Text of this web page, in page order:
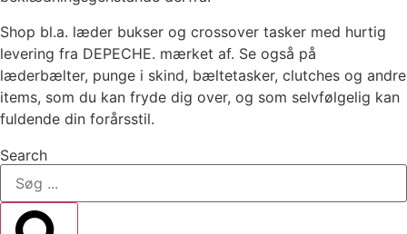
Shop bl.a. læder bukser og crossover tasker med hurtig
levering fra DEPECHE. mærket af. Se også på
læderbælter, punge i skind, bæltetasker, clutches og andre
items, som du kan fryde dig over, og som selvfølgelig kan
fuldende din forårsstil.
Search